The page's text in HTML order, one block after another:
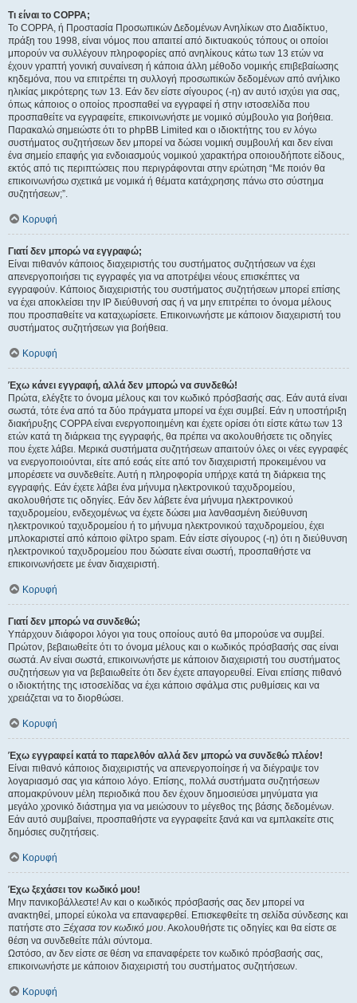
Τι είναι το COPPA;
Το COPPA, ή Προστασία Προσωπικών Δεδομένων Ανηλίκων στο Διαδίκτυο,
πράξη του 1998, είναι νόμος που απαιτεί από δικτυακούς τόπους οι οποίοι
μπορούν να συλλέγουν πληροφορίες από ανηλίκους κάτω των 13 ετών να
έχουν γραπτή γονική συναίνεση ή κάποια άλλη μέθοδο νομικής επιβεβαίωσης
κηδεμόνα, που να επιτρέπει τη συλλογή προσωπικών δεδομένων από ανήλικο
ηλικίας μικρότερης των 13. Εάν δεν είστε σίγουρος (-η) αν αυτό ισχύει για σας,
όπως κάποιος ο οποίος προσπαθεί να εγγραφεί ή στην ιστοσελίδα που
προσπαθείτε να εγγραφείτε, επικοινωνήστε με νομικό σύμβουλο για βοήθεια.
Παρακαλώ σημειώστε ότι το phpBB Limited και ο ιδιοκτήτης του εν λόγω
συστήματος συζητήσεων δεν μπορεί να δώσει νομική συμβουλή και δεν είναι
ένα σημείο επαφής για ενδοιασμούς νομικού χαρακτήρα οποιουδήποτε είδους,
εκτός από τις περιπτώσεις που περιγράφονται στην ερώτηση “Με ποιόν θα
επικοινωνήσω σχετικά με νομικά ή θέματα κατάχρησης πάνω στο σύστημα
συζητήσεων;”.
Κορυφή
Γιατί δεν μπορώ να εγγραφώ;
Είναι πιθανόν κάποιος διαχειριστής του συστήματος συζητήσεων να έχει
απενεργοποιήσει τις εγγραφές για να αποτρέψει νέους επισκέπτες να
εγγραφούν. Κάποιος διαχειριστής του συστήματος συζητήσεων μπορεί επίσης
να έχει αποκλείσει την IP διεύθυνσή σας ή να μην επιτρέπει το όνομα μέλους
που προσπαθείτε να καταχωρίσετε. Επικοινωνήστε με κάποιον διαχειριστή του
συστήματος συζητήσεων για βοήθεια.
Κορυφή
Έχω κάνει εγγραφή, αλλά δεν μπορώ να συνδεθώ!
Πρώτα, ελέγξτε το όνομα μέλους και τον κωδικό πρόσβασής σας. Εάν αυτά είναι
σωστά, τότε ένα από τα δύο πράγματα μπορεί να έχει συμβεί. Εάν η υποστήριξη
διακήρυξης COPPA είναι ενεργοποιημένη και έχετε ορίσει ότι είστε κάτω των 13
ετών κατά τη διάρκεια της εγγραφής, θα πρέπει να ακολουθήσετε τις οδηγίες
που έχετε λάβει. Μερικά συστήματα συζητήσεων απαιτούν όλες οι νέες εγγραφές
να ενεργοποιούνται, είτε από εσάς είτε από τον διαχειριστή προκειμένου να
μπορέσετε να συνδεθείτε. Αυτή η πληροφορία υπήρχε κατά τη διάρκεια της
εγγραφής. Εάν έχετε λάβει ένα μήνυμα ηλεκτρονικού ταχυδρομείου,
ακολουθήστε τις οδηγίες. Εάν δεν λάβετε ένα μήνυμα ηλεκτρονικού
ταχυδρομείου, ενδεχομένως να έχετε δώσει μια λανθασμένη διεύθυνση
ηλεκτρονικού ταχυδρομείου ή το μήνυμα ηλεκτρονικού ταχυδρομείου, έχει
μπλοκαριστεί από κάποιο φίλτρο spam. Εάν είστε σίγουρος (-η) ότι η διεύθυνση
ηλεκτρονικού ταχυδρομείου που δώσατε είναι σωστή, προσπαθήστε να
επικοινωνήσετε με έναν διαχειριστή.
Κορυφή
Γιατί δεν μπορώ να συνδεθώ;
Υπάρχουν διάφοροι λόγοι για τους οποίους αυτό θα μπορούσε να συμβεί.
Πρώτον, βεβαιωθείτε ότι το όνομα μέλους και ο κωδικός πρόσβασής σας είναι
σωστά. Αν είναι σωστά, επικοινωνήστε με κάποιον διαχειριστή του συστήματος
συζητήσεων για να βεβαιωθείτε ότι δεν έχετε απαγορευθεί. Είναι επίσης πιθανό
ο ιδιοκτήτης της ιστοσελίδας να έχει κάποιο σφάλμα στις ρυθμίσεις και να
χρειάζεται να το διορθώσει.
Κορυφή
Έχω εγγραφεί κατά το παρελθόν αλλά δεν μπορώ να συνδεθώ πλέον!
Είναι πιθανό κάποιος διαχειριστής να απενεργοποίησε ή να διέγραψε τον
λογαριασμό σας για κάποιο λόγο. Επίσης, πολλά συστήματα συζητήσεων
απομακρύνουν μέλη περιοδικά που δεν έχουν δημοσιεύσει μηνύματα για
μεγάλο χρονικό διάστημα για να μειώσουν το μέγεθος της βάσης δεδομένων.
Εάν αυτό συμβαίνει, προσπαθήστε να εγγραφείτε ξανά και να εμπλακείτε στις
δημόσιες συζητήσεις.
Κορυφή
Έχω ξεχάσει τον κωδικό μου!
Μην πανικοβάλλεστε! Αν και ο κωδικός πρόσβασής σας δεν μπορεί να
ανακτηθεί, μπορεί εύκολα να επαναφερθεί. Επισκεφθείτε τη σελίδα σύνδεσης και
πατήστε στο Ξέχασα τον κωδικό μου. Ακολουθήστε τις οδηγίες και θα είστε σε
θέση να συνδεθείτε πάλι σύντομα.
Ωστόσο, αν δεν είστε σε θέση να επαναφέρετε τον κωδικό πρόσβασής σας,
επικοινωνήστε με κάποιον διαχειριστή του συστήματος συζητήσεων.
Κορυφή